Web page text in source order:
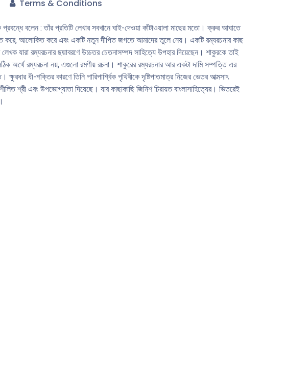
Terms & Conditions
বলেন : তাঁর প্রতিটি লেখার সবখানে ঘাই-দেওয়া কাঁটাওয়ালা মাছের মতাে। ক্রুর আঘাতে
আলােকিত করে এবং একটি নতুন দীপিত জগতে আমাদের তুলে নেয়। একটি রম্যরচনার কাছ
যারা রম্যরচনার ছদ্মাবরণে উচ্চতর চেতনাসম্পদ সাহিত্যে উপহার দিয়েছেন। শাকুরকে তাই
অর্থে রম্যরচনা নয়, এগুলাে রমণীয় রচনা। শাকুরের রম্যরচনার আর একটা দামি সম্পত্তি এর
ধী-শক্তির কারণে তিনি পারিপার্শ্বিক পৃথিবীকে দৃষ্টিপাতমাত্র নিজের ভেতর আত্মসাৎ
শ্রী এবং উপভােগ্যাতা দিয়েছে। যার কাছাকাছি জিনিশ চিরায়ত বাংলাসাহিত্যের। ভিতরেই